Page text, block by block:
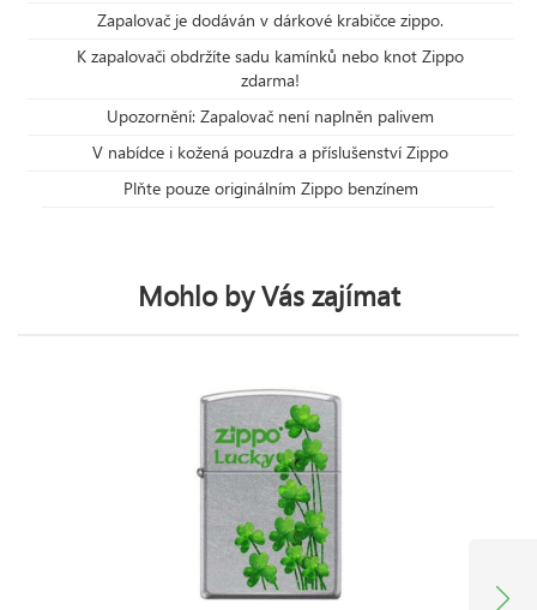
Zapalovač je dodáván v dárkové krabičce zippo.
K zapalovači obdržíte sadu kamínků nebo knot Zippo
zdarma!
Upozornění: Zapalovač není naplněn palivem
V nabídce i kožená pouzdra a příslušenství Zippo
Plňte pouze originálním Zippo benzínem
Mohlo by Vás zajímat